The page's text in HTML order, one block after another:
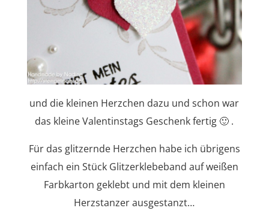
und die kleinen Herzchen dazu und schon war
das kleine Valentinstags Geschenk fertig 🙂 .
Für das glitzernde Herzchen habe ich übrigens
einfach ein Stück Glitzerklebeband auf weißen
Farbkarton geklebt und mit dem kleinen
Herzstanzer ausgestanzt…